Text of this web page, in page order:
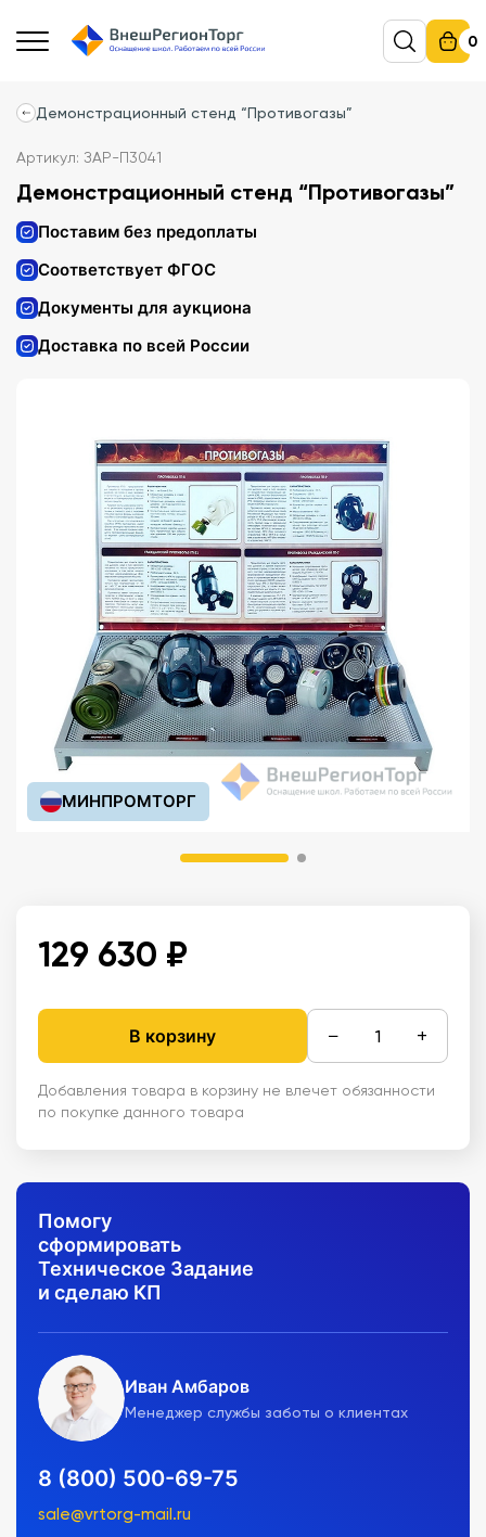
0
Демонстрационный стенд “Противогазы”
Артикул: ЗАР-П3041
Демонстрационный стенд “Противогазы”
Поставим без предоплаты
Соответствует ФГОС
Документы для аукциона
Доставка по всей России
МИНПРОМТОРГ
129 630 ₽
В корзину − +
Добавления товара в корзину не влечет обязанности
по покупке данного товара
Помогу
сформировать
Техническое Задание
и сделаю КП
Иван Амбаров
Менеджер службы заботы о клиентах
8 (800) 500-69-75
sale@vrtorg-mail.ru